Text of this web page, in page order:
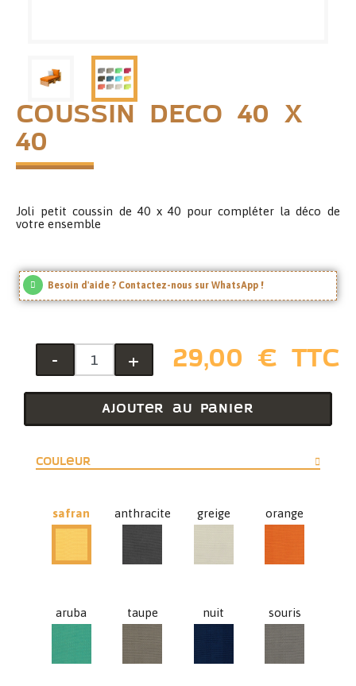
Coussin DECO 40 X
40
Joli petit coussin de 40 x 40 pour compléter la déco de
votre ensemble
Besoin d'aide ? Contactez-nous sur WhatsApp !
- + 29,00 € TTC
Ajouter au panier
Couleur
safran
anthracite
greige
orange
aruba
taupe
nuit
souris